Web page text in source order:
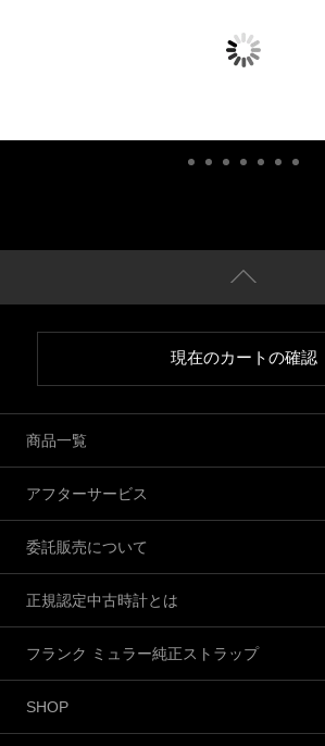
現在のカートの確認
商品一覧
アフターサービス
委託販売について
正規認定中古時計とは
フランク ミュラー純正ストラップ
SHOP